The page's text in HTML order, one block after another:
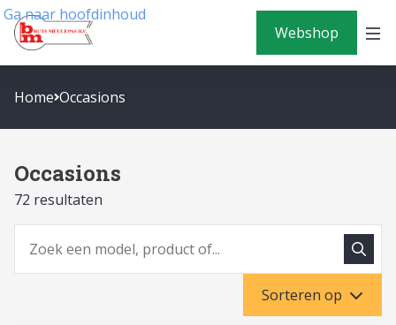
Ga naar hoofdinhoud
Webshop
Home Occasions
Occasions
72 resultaten
Zoeken
Sorteren op